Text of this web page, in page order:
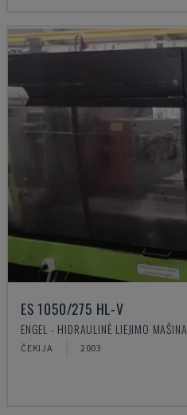
ES 1050/275 HL-V
ENGEL - HIDRAULINĖ LIEJIMO MAŠINA
ČEKIJA 2003